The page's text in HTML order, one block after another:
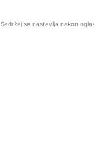
Sadržaj se nastavlja nakon